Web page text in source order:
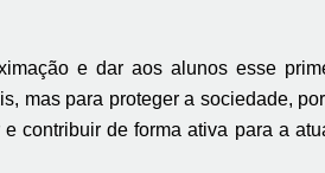
e dar aos alunos esse
mas para proteger a sociedade,
contribuir de forma ativa para a